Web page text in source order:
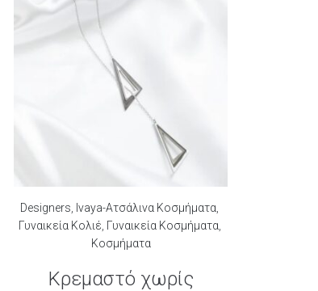
Designers Ivaya-Ατσάλινα Κοσμήματα
Γυναικεία Κολιέ Γυναικεία Κοσμήματα
Κοσμήματα
Κρεμαστό χωρίς